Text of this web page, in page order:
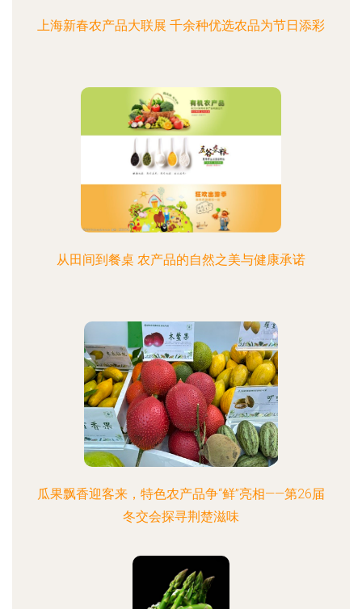
上海新春农产品大联展 千余种优选农品为节日添彩
从田间到餐桌 农产品的自然之美与健康承诺
瓜果飘香迎客来，特色农产品争“鲜”亮相——第26届
冬交会探寻荆楚滋味